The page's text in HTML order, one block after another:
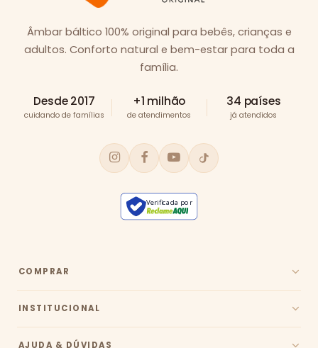
Âmbar báltico 100% original para bebês, crianças e
adultos. Conforto natural e bem-estar para toda a
família.
Desde 2017
cuidando de famílias
+1 milhão
de atendimentos
34 países
já atendidos
Verificada por
COMPRAR
INSTITUCIONAL
AJUDA & DÚVIDAS